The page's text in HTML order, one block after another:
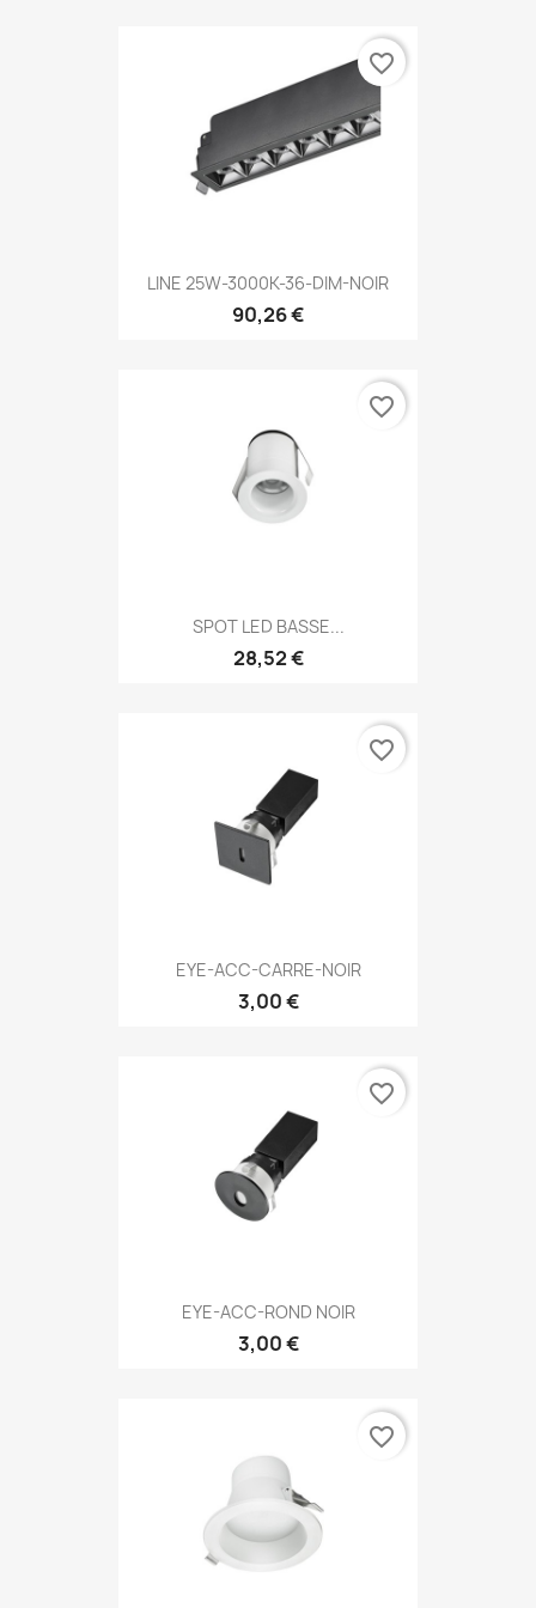
LINE 25W-3000K-36-DIM-NOIR
90,26 €
favorite_border
SPOT LED BASSE...
28,52 €
favorite_border
EYE-ACC-CARRE-NOIR
3,00 €
favorite_border
EYE-ACC-ROND NOIR
3,00 €
favorite_border
favorite_border